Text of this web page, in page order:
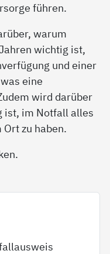
führen.
warum
wichtig ist,
und einer
eine
wird darüber
ist, im Notfall alles
zu haben.